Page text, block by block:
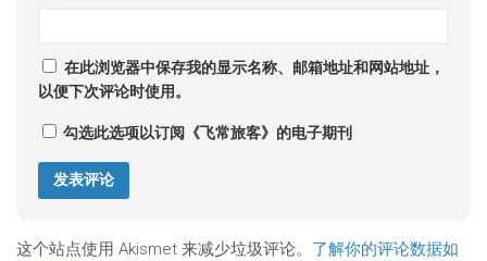
在此浏览器中保存我的显示名称、邮箱地址和网站地址，
以便下次评论时使用。
勾选此选项以订阅《飞常旅客》的电子期刊
这个站点使用 Akismet 来减少垃圾评论。 了解你的评论数据如